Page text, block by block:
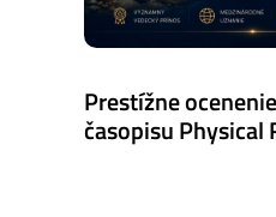
Prestížne
časopisu Physical